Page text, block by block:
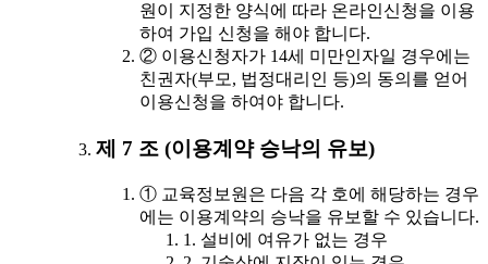
원이 지정한 양식에 따라 온라인신청을 이용
하여 가입 신청을 해야 합니다.
② 이용신청자가 14세 미만인자일 경우에는
친권자(부모, 법정대리인 등)의 동의를 얻어
이용신청을 하여야 합니다.
제 7 조 (이용계약 승낙의 유보)
① 교육정보원은 다음 각 호에 해당하는 경우
에는 이용계약의 승낙을 유보할 수 있습니다.
1. 설비에 여유가 없는 경우